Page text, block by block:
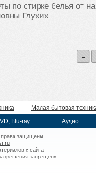
по стирке белья от
Глухих
←
Малая бытовая
Blu-ray Аудио
защищены.
с сайта
запрещено